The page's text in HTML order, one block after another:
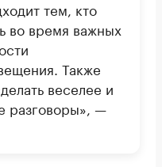
тем, кто
во время важных
Также
веселее и
разговоры», —